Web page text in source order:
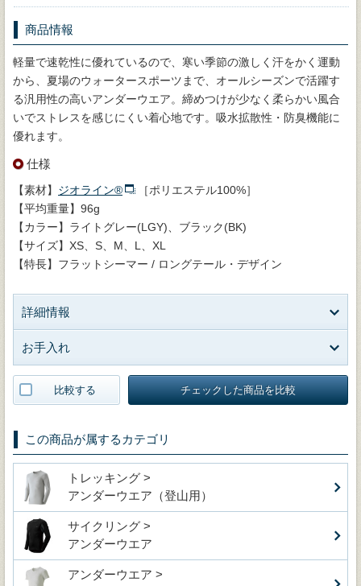
商品情報
軽量で速乾性に優れているので、寒い季節の激しく汗をかく運動
から、夏場のウォータースポーツまで、オールシーズンで活躍す
る汎用性の高いアンダーウエア。締めつけが少なく柔らかい風合
いでストレスを感じにくい着心地です。吸水拡散性・防臭機能に
優れます。
仕様
【素材】 ジオライン®
［ポリエステル100%］
【平均重量】96g
【カラー】ライトグレー(LGY)、ブラック(BK)
【サイズ】XS、S、M、L、XL
【特長】フラットシーマー / ロングテール・デザイン
詳細情報
お手入れ
比較する チェックした商品を比較
この商品が属するカテゴリ
トレッキング >
アンダーウエア（登山用）
サイクリング >
アンダーウエア
アンダーウエア >